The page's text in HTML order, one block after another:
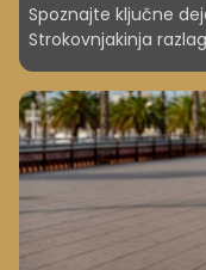
Spoznajte ključne
Strokovnjakinja
učenje in kako
vaše ekipe.